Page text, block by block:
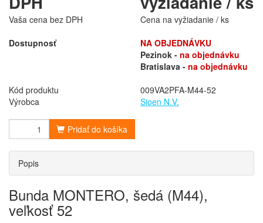
Vaša cena bez DPH
Cena na vyžiadanie / ks
Dostupnosť
NA OBJEDNÁVKU
Pezinok - na objednávku
Bratislava - na objednávku
Kód produktu
009VA2PFA-M44-52
Výrobca
Sioen N.V.
Pridať do košíka
Popis
Bunda MONTERO, šedá (M44),
veľkosť 52